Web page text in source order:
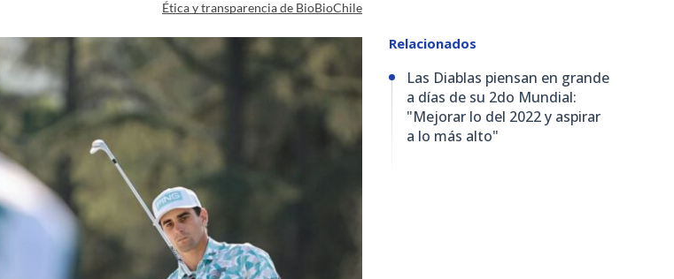
Ética y transparencia de BioBioChile
Relacionados
Las Diablas piensan en grande
a días de su 2do Mundial:
"Mejorar lo del 2022 y aspirar
a lo más alto"